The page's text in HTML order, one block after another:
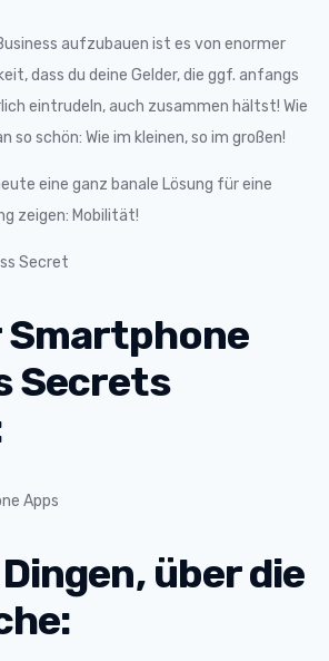
aufzubauen ist es von enormer
dass du deine Gelder, die ggf. anfangs
eintrudeln, auch zusammen hältst! Wie
so schön: Wie im kleinen, so im großen!
eine ganz banale Lösung für eine
zeigen: Mobilität!
Smartphone
Secrets
Apps
über die